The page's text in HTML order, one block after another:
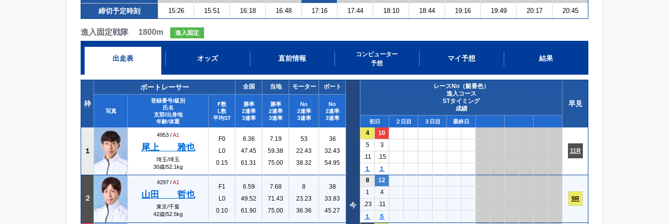
締切予定時刻 15:26 15:51 16:18 16:48 17:16 17:44 18:10 18:44 19:16 19:49 20:17 20:45
進入固定戦隊 1800m 進入固定
出走表 オッズ 直前情報
コンピューター
予想
マイ予想 結果
枠
ボートレーサー 全国 当地 モーター ボート
レースNo（艇番色）
進入コース
STタイミング
成績
早見
写真
登録番号/級別
氏名
支部/出身地
年齢/体重
F数
L数
平均ST
勝率
2連率
3連率
勝率
2連率
3連率
No
2連率
3連率
No
2連率
3連率
初日 ２日目 ３日目 最終日
１
4953 /A1
尾上 雅也
埼玉/埼玉
30歳/52.1kg
F0
L0
0.15
6.36
47.45
61.31
7.19
59.38
75.00
53
22.43
38.32
36
32.43
54.95
4 10
11R
5
3
.11
.15
１
１
２
4297 /A1
山田 哲也
東京/千葉
42歳/52.5kg
F1
L0
0.10
6.59
49.52
61.90
7.68
71.43
75.00
8
23.23
36.36
38
33.83
45.27
8 12
9R
1
4
.23
.11
１
５
今